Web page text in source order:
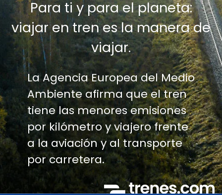
Para ti y para el planeta:
viajar en tren es la manera de
viajar.
La Agencia Europea del Medio
Ambiente afirma que el tren
tiene las menores emisiones
por kilómetro y viajero frente
a la aviación y al transporte
por carretera.